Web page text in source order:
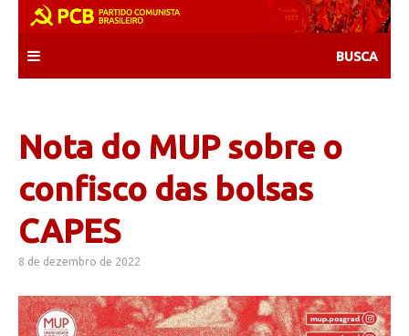
content
Nota do MUP sobre o
confisco das bolsas
CAPES
8 de dezembro de 2022